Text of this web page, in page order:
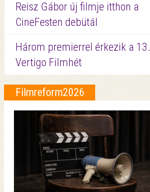
Reisz Gábor új filmje itthon a
CineFesten debütál
Három premierrel érkezik a 13.
Vertigo Filmhét
Filmreform2026